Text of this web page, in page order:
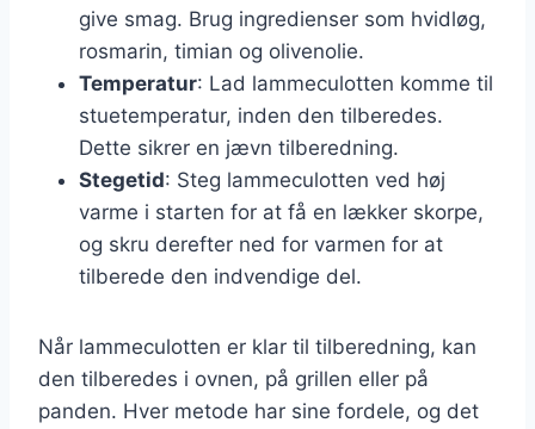
give smag. Brug ingredienser som hvidløg,
rosmarin, timian og olivenolie.
Temperatur: Lad lammeculotten komme til
stuetemperatur, inden den tilberedes.
Dette sikrer en jævn tilberedning.
Stegetid: Steg lammeculotten ved høj
varme i starten for at få en lækker skorpe,
og skru derefter ned for varmen for at
tilberede den indvendige del.
Når lammeculotten er klar til tilberedning, kan
den tilberedes i ovnen, på grillen eller på
panden. Hver metode har sine fordele, og det